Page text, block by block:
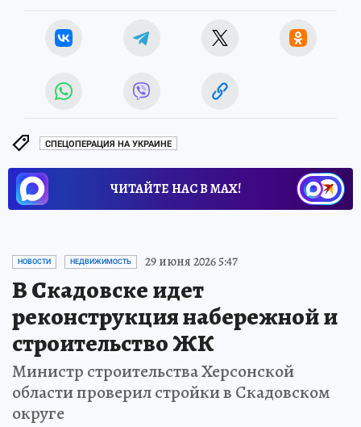
СПЕЦОПЕРАЦИЯ НА УКРАИНЕ
ЧИТАЙТЕ НАС В МАХ!
НОВОСТИ НЕДВИЖИМОСТЬ 29 июня 2026 5:47
В Скадовске идет
реконструкция набережной и
строительство ЖК
Министр строительства Херсонской
области проверил стройки в Скадовском
округе